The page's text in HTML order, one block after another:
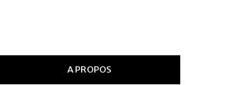
A PROPOS